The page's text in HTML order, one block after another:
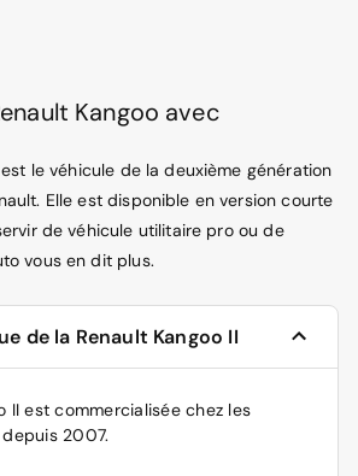
Kangoo avec
est le véhicule de la deuxième génération
Elle est disponible en version courte
de véhicule utilitaire pro ou de
vous en dit plus.
de la Renault Kangoo II
II est commercialisée chez les
2007.